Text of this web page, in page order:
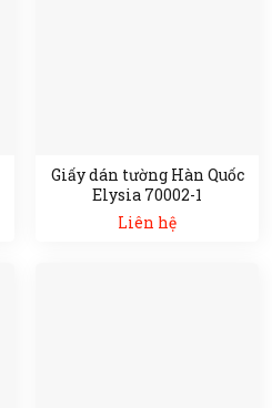
Giấy dán tường Hàn Quốc
Elysia 70002-1
Liên hệ